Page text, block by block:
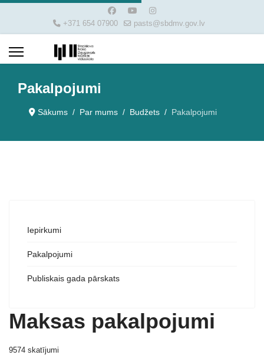
+371 654 07900 pasts@sbdmv.gov.lv
Pakalpojumi
Sākums Par mums Budžets Pakalpojumi
Iepirkumi
Pakalpojumi
Publiskais gada pārskats
Maksas pakalpojumi
9574 skatījumi